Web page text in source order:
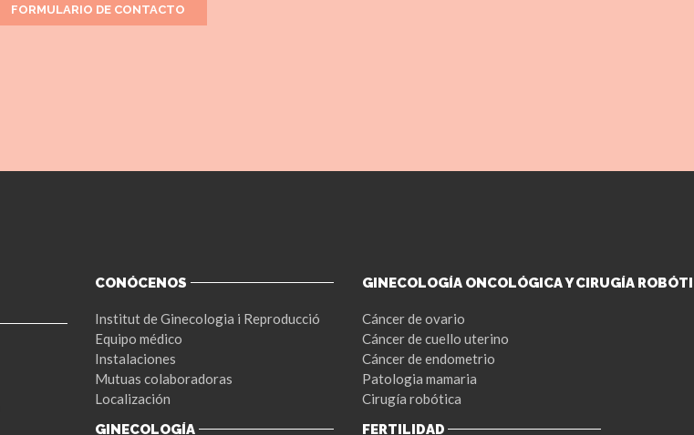
FORMULARIO DE CONTACTO
CONÓCENOS
Institut de Ginecologia i Reproducció
Equipo médico
Instalaciones
Mutuas colaboradoras
Localización
GINECOLOGÍA
GINECOLOGÍA ONCOLÓGICA Y CIRUGÍA
Cáncer de ovario
Cáncer de cuello uterino
Cáncer de endometrio
Patologia mamaria
Cirugía robótica
FERTILIDAD